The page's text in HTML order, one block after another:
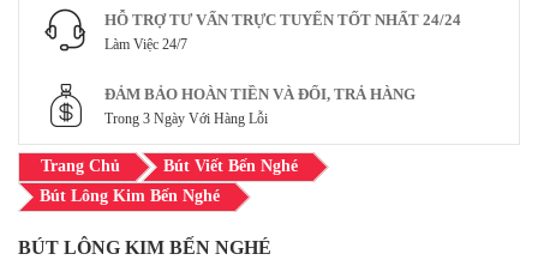
HỖ TRỢ TƯ VẤN TRỰC TUYẾN TỐT NHẤT 24/24
Làm Việc 24/7
ĐẢM BẢO HOÀN TIỀN VÀ ĐỔI, TRẢ HÀNG
Trong 3 Ngày Với Hàng Lỗi
Trang Chủ
Bút Viết Bến Nghé
Bút Lông Kim Bến Nghé
BÚT LÔNG KIM BẾN NGHÉ